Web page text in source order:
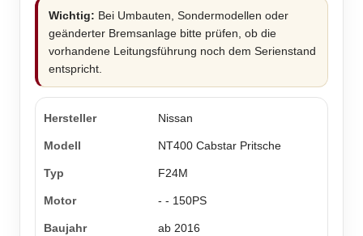
Wichtig: Bei Umbauten, Sondermodellen oder
geänderter Bremsanlage bitte prüfen, ob die
vorhandene Leitungsführung noch dem Serienstand
entspricht.
Nissan
NT400 Cabstar Pritsche
F24M
- - 150PS
ab 2016